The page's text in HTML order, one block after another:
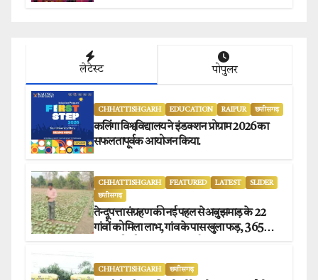
लेटेस्ट पोपुलर
CHHATTISHGARH EDUCATION RAIPUR छत्तीसगढ़
कलिंगा विश्वविद्यालय ने इंडक्शन प्रोग्राम 2026 का
सफलतापूर्वक आयोजन किया.
CHHATTISHGARH FEATURED LATEST
SLIDER
छत्तीसगढ़
तेन्दूपत्ता संग्रहण की नई पहल से अबुझमाड़ के 22
गांवों को मिला लाभ, गांव के पास खुला फड़, 365
CHHATTISHGARH छत्तीसगढ़